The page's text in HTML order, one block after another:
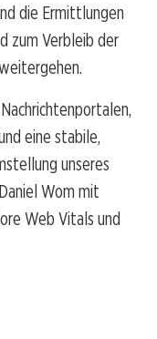
die Ermittlungen
zum Verbleib der
eine stabile,
unseres
Wom mit
Web Vitals und